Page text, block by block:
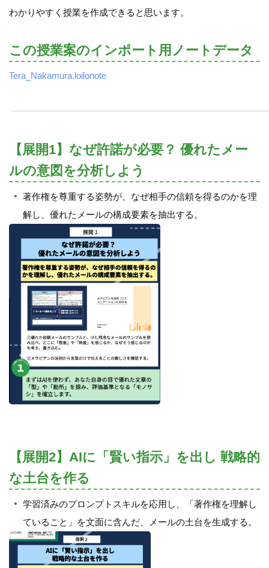
わかりやすく授業を作成できると思います。
この授業案のインポート用ノートデータ
Tera_Nakamura.loilonote
【展開1】なぜ許諾が必要？ 優れたメー
ルの意図を分析しよう
著作権を尊重する姿勢が、なぜ相手の信頼を得るのかを理
解し、優れたメールの構成要素を抽出する。
【展開2】AIに「賢い指示」を出し 戦略的
な土台を作る
学習済みのプロンプトスキルを応用し、「著作権を理解し
ていること」を文面に含んだ、メールの土台を生成する。